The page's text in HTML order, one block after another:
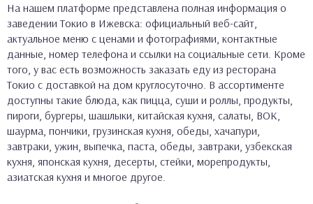
На нашем платформе представлена полная информация о
заведении Токио в Ижевска: официальный веб-сайт,
актуальное меню с ценами и фотографиями, контактные
данные, номер телефона и ссылки на социальные сети. Кроме
того, у вас есть возможность заказать еду из ресторана
Токио с доставкой на дом круглосуточно. В ассортименте
доступны такие блюда, как пицца, суши и роллы, продукты,
пироги, бургеры, шашлыки, китайская кухня, салаты, ВОК,
шаурма, пончики, грузинская кухня, обеды, хачапури,
завтраки, ужин, выпечка, паста, обеды, завтраки, узбекская
кухня, японская кухня, десерты, стейки, морепродукты,
азиатская кухня и многое другое.